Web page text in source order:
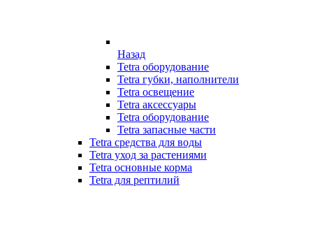
Назад
Tetra оборудование
Tetra губки, наполнители
Tetra освещение
Tetra аксессуары
Tetra оборудование
Tetra запасные части
Tetra средства для воды
Tetra уход за растениями
Tetra основные корма
Tetra для рептилий